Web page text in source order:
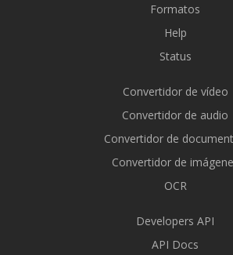
Formatos
Help
Status
Convertidor de vídeo
Convertidor de audio
Convertidor de
Convertidor de
OCR
Developers API
API Docs